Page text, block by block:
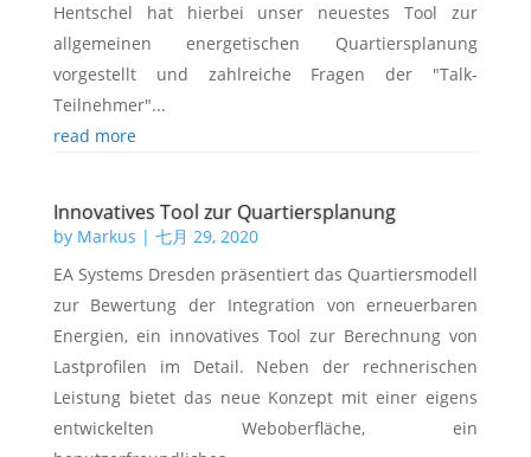
Hentschel hat hierbei unser neuestes Tool zur
allgemeinen energetischen Quartiersplanung
vorgestellt und zahlreiche Fragen der "Talk-
Teilnehmer"...
read more
Innovatives Tool zur Quartiersplanung
by Markus | 七月 29, 2020
EA Systems Dresden präsentiert das Quartiersmodell
zur Bewertung der Integration von erneuerbaren
Energien, ein innovatives Tool zur Berechnung von
Lastprofilen im Detail. Neben der rechnerischen
Leistung bietet das neue Konzept mit einer eigens
entwickelten Weboberfläche, ein